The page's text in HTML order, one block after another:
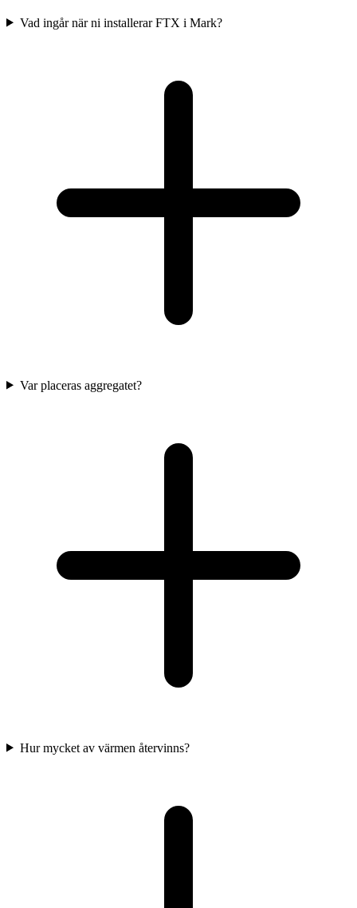
Vad ingår när ni installerar FTX i Mark?
Var placeras aggregatet?
Hur mycket av värmen återvinns?